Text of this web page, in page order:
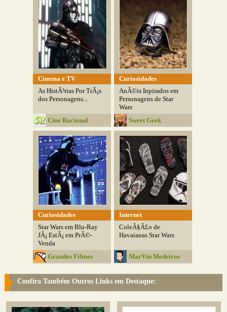
Cinema e TV
As HistÃ³rias Por TrÃ¡s
dos Personagens...
Cine Racional
Curiosidades
AnÃ©is Inpirados em
Personagens de Star
Wars
Sweet Geek
Curiosidades
Star Wars em Blu-Ray
JÃ¡ EstÃ¡ em PrÃ©-
Venda
Grandes Filmes
Internet
ColeÃ§Ã£o de
Havaianas Star Wars
MarVin Medeiros
Confira Também Outros Links em Destaque: